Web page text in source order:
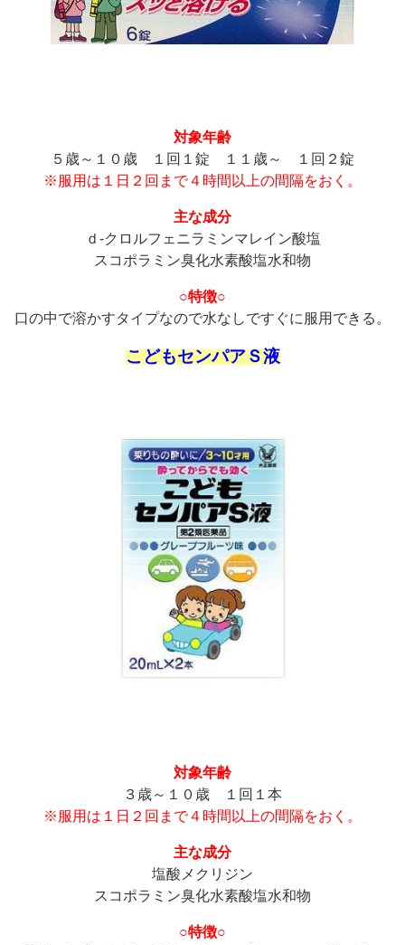
対象年齢
５歳～１０歳 １回１錠 １１歳～ １回２錠
※服用は１日２回まで４時間以上の間隔をおく。
主な成分
ｄ-クロルフェニラミンマレイン酸塩
スコポラミン臭化水素酸塩水和物
○特徴○
口の中で溶かすタイプなので水なしですぐに服用できる。
こどもセンパアＳ液
対象年齢
３歳～１０歳 １回１本
※服用は１日２回まで４時間以上の間隔をおく。
主な成分
塩酸メクリジン
スコポラミン臭化水素酸塩水和物
○特徴○